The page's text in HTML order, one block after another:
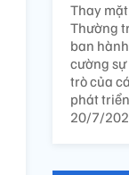
Thay
Thường
ban
cường
trò của
phát
20/7/